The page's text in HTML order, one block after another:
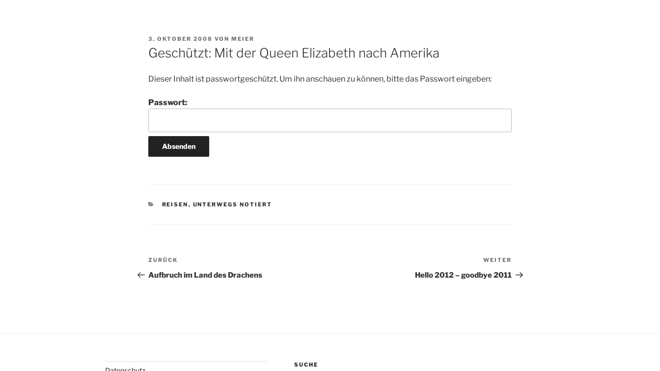
VERÖFFENTLICHT
AM
3. OKTOBER 2008 VON MEIER
Geschützt: Mit der Queen Elizabeth nach Amerika
Dieser Inhalt ist passwortgeschützt. Um ihn anschauen zu können, bitte das Passwort eingeben:
Passwort:
KATEGORIEN
REISEN , UNTERWEGS NOTIERT
Beitragsnavigation
Vorheriger
Beitrag
ZURÜCK
Aufbruch im Land des Drachens
Beitrag
WEITER
Hello 2012 – goodbye 2011
SUCHE